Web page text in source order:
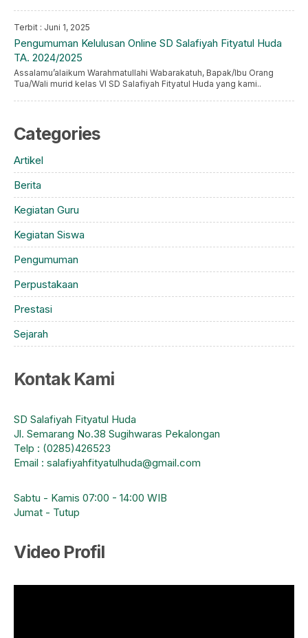
Terbit : Juni 1, 2025
Pengumuman Kelulusan Online SD Salafiyah Fityatul Huda
TA. 2024/2025
Assalamu’alaikum Warahmatullahi Wabarakatuh, Bapak/Ibu Orang
Tua/Wali murid kelas VI SD Salafiyah Fityatul Huda yang kami..
Categories
Artikel
Berita
Kegiatan Guru
Kegiatan Siswa
Pengumuman
Perpustakaan
Prestasi
Sejarah
Kontak Kami
SD Salafiyah Fityatul Huda
Jl. Semarang No.38 Sugihwaras Pekalongan
Telp : (0285)426523
Email : salafiyahfityatulhuda@gmail.com
Sabtu - Kamis 07:00 - 14:00 WIB
Jumat - Tutup
Video Profil